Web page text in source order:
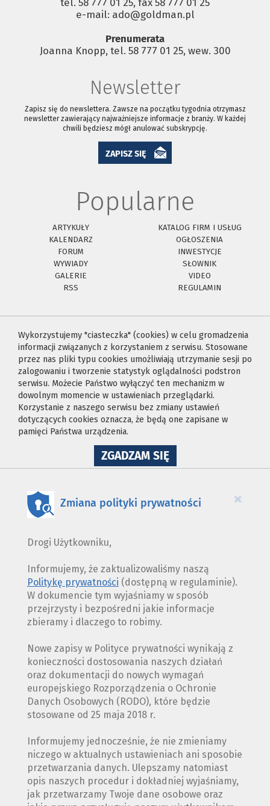
tel. 58 777 01 25, fax 58 777 01 25
e-mail: ado@goldman.pl
Prenumerata
Joanna Knopp, tel. 58 777 01 25, wew. 300
Newsletter
Zapisz się do newslettera. Zawsze na początku tygodnia otrzymasz
newsletter zawierający najważniejsze informacje z branży. W każdej
chwili będziesz mógł anulować subskrypcję.
ZAPISZ SIĘ
Popularne
ARTYKUŁY
KATALOG FIRM I USŁUG
KALENDARZ
OGŁOSZENIA
FORUM
INWESTYCJE
WYWIADY
SŁOWNIK
GALERIE
VIDEO
RSS
REGULAMIN
Wykorzystujemy "ciasteczka" (cookies) w celu gromadzenia
informacji związanych z korzystaniem z serwisu. Stosowane
przez nas pliki typu cookies umożliwiają utrzymanie sesji po
zalogowaniu i tworzenie statystyk oglądalności podstron
serwisu. Możecie Państwo wyłączyć ten mechanizm w
dowolnym momencie w ustawieniach przeglądarki.
Korzystanie z naszego serwisu bez zmiany ustawień
dotyczących cookies oznacza, że będą one zapisane w
pamięci Państwa urządzenia.
ZGADZAM SIĘNA
WYKORZYSTANIE
×
Zmiana polityki prywatności
Drogi Użytkowniku,
Informujemy, że zaktualizowaliśmy naszą
Politykę prywatności (dostępną w regulaminie).
W dokumencie tym wyjaśniamy w sposób
przejrzysty i bezpośredni jakie informacje
zbieramy i dlaczego to robimy.
Nowe zapisy w Polityce prywatności wynikają z
konieczności dostosowania naszych działań
oraz dokumentacji do nowych wymagań
europejskiego Rozporządzenia o Ochronie
Danych Osobowych (RODO), które będzie
stosowane od 25 maja 2018 r.
Informujemy jednocześnie, że nie zmieniamy
niczego w aktualnych ustawieniach ani sposobie
przetwarzania danych. Ulepszamy natomiast
opis naszych procedur i dokładniej wyjaśniamy,
jak przetwarzamy Twoje dane osobowe oraz